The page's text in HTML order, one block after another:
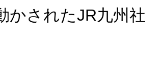
かされたJR九州社